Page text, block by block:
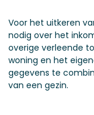
Voor het uitkeren
nodig over het
overige verleende
woning en het
gegevens te
van een gezin.